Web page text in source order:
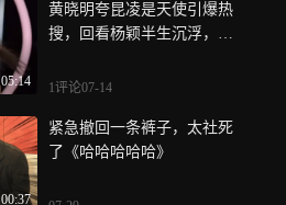
05:14
黄晓明夸昆凌是天使引爆热
搜，回看杨颖半生沉浮，早
1评论07-14
00:37
紧急撤回一条裤子，太社死
了《哈哈哈哈哈》